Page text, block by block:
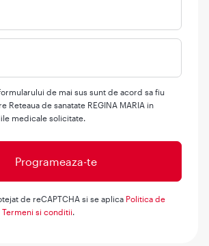
de mai sus sunt de acord sa fiu
Reteaua de sanatate REGINA MARIA in
medicale solicitate.
de reCAPTCHA si se aplica Politica de
Termeni si conditii.